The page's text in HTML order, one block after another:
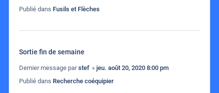
Publié dans Fusils et Flèches
Sortie fin de semaine
Dernier message parstef « jeu. août 20, 2020 8:00 pm
Publié dans Recherche coéquipier